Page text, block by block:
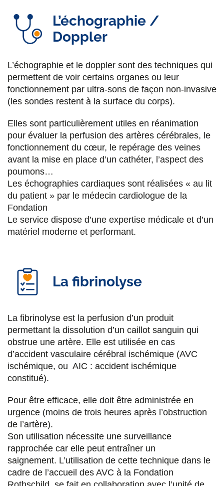
L’échographie /
Doppler
L’échographie et le doppler sont des techniques qui
permettent de voir certains organes ou leur
fonctionnement par ultra-sons de façon non-invasive
(les sondes restent à la surface du corps).
Elles sont particulièrement utiles en réanimation
pour évaluer la perfusion des artères cérébrales, le
fonctionnement du cœur, le repérage des veines
avant la mise en place d’un cathéter, l’aspect des
poumons…
Les échographies cardiaques sont réalisées « au lit
du patient » par le médecin cardiologue de la
Fondation
Le service dispose d’une expertise médicale et d’un
matériel moderne et performant.
La fibrinolyse
La fibrinolyse est la perfusion d’un produit
permettant la dissolution d’un caillot sanguin qui
obstrue une artère. Elle est utilisée en cas
d’accident vasculaire cérébral ischémique (AVC
ischémique, ou AIC : accident ischémique
constitué).
Pour être efficace, elle doit être administrée en
urgence (moins de trois heures après l’obstruction
de l’artère).
Son utilisation nécessite une surveillance
rapprochée car elle peut entraîner un
saignement. L’utilisation de cette technique dans le
cadre de l’accueil des AVC à la Fondation